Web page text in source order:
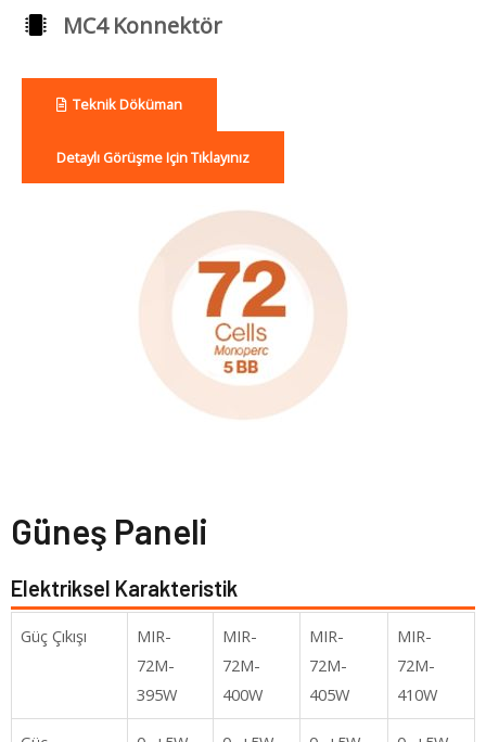
MC4 Konnektör
Teknik Döküman
Detaylı Görüşme Için Tıklayınız
Güneş Paneli
Elektriksel Karakteristik
Güç Çıkışı
MIR-
72M-
395W
MIR-
72M-
400W
MIR-
72M-
405W
MIR-
72M-
410W